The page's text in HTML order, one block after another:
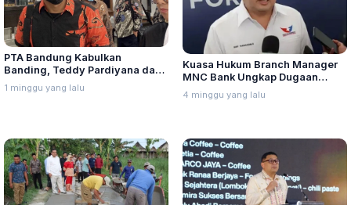
PTA Bandung Kabulkan
Banding, Teddy Pardiyana dan
Bintang Ditetapkan Ahli Waris
Lina Jubaedah
1 minggu yang lalu
Kuasa Hukum Branch Manager
MNC Bank Ungkap Dugaan
Penganiayaan oleh Hary Tanoe
di MNC Towe
4 minggu yang lalu